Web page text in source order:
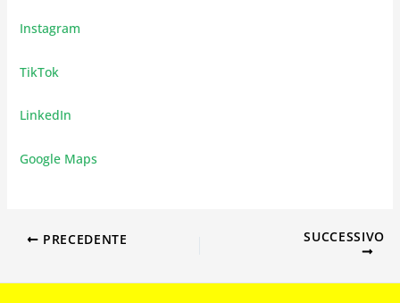
Instagram
TikTok
LinkedIn
Google Maps
PRECEDENTE SUCCESSIVO